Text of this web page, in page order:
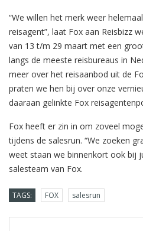
“We willen het merk weer
reisagent”, laat Fox aan Reisbizz
van 13 t/m 29 maart met een
langs de meeste reisbureaus in
meer over het reisaanbod uit de
praten we hen bij over onze
daaraan gelinkte Fox
Fox heeft er zin in om zoveel
tijdens de salesrun. “We zoeken
weet staan we binnenkort ook bij
salesteam van Fox.
TAGS: FOX salesrun